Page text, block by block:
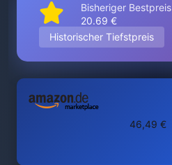
Bisheriger Bestpreis
20.69 €
Historischer Tiefstpreis
46,49 €